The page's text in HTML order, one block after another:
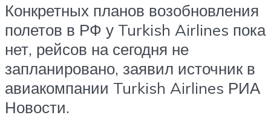
Конкретных планов возобновления
полетов в РФ у Turkish Airlines пока
нет, рейсов на сегодня не
запланировано, заявил источник в
авиакомпании Turkish Airlines РИА
Новости.